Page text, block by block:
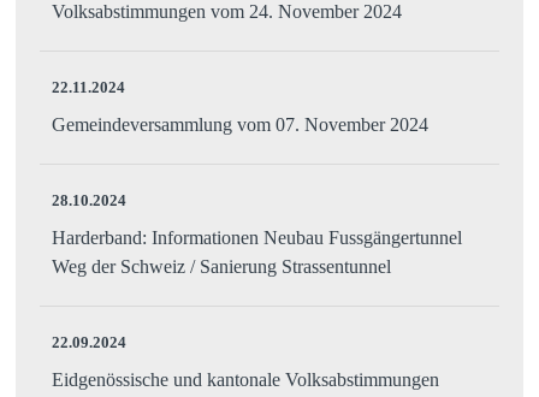
Volksabstimmungen vom 24. November 2024
22.11.2024
Gemeindeversammlung vom 07. November 2024
28.10.2024
Harderband: Informationen Neubau Fussgängertunnel
Weg der Schweiz / Sanierung Strassentunnel
22.09.2024
Eidgenössische und kantonale Volksabstimmungen